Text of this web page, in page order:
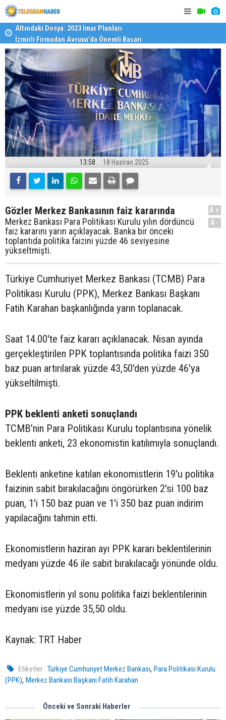
İzmirli Firmadan Avrupa’da Önemli Başarı
Devlet
13:58 18 Haziran 2025
Gözler Merkez Bankasının faiz kararında
Merkez Bankası Para Politikası Kurulu yılın dördüncü
faiz kararını yarın açıklayacak. Banka bir önceki
toplantıda politika faizini yüzde 46 seviyesine
yükseltmişti.
A+
A-
Türkiye Cumhuriyet Merkez Bankası (TCMB) Para
Politikası Kurulu (PPK), Merkez Bankası Başkanı
Fatih Karahan başkanlığında yarın toplanacak.
Saat 14.00'te faiz kararı açıklanacak. Nisan ayında
gerçekleştirilen PPK toplantısında politika faizi 350
baz puan artırılarak yüzde 43,50'den yüzde 46'ya
yükseltilmişti.
PPK beklenti anketi sonuçlandı
TCMB'nin Para Politikası Kurulu toplantısına yönelik
beklenti anketi, 23 ekonomistin katılımıyla sonuçlandı.
Beklenti anketine katılan ekonomistlerin 19'u politika
faizinin sabit bırakılacağını öngörürken 2'si 100 baz
puan, 1'i 150 baz puan ve 1'i 350 baz puan indirim
yapılacağını tahmin etti.
Ekonomistlerin haziran ayı PPK kararı beklentilerinin
medyanı yüzde 46 ile sabit bırakılacağı yönünde oldu.
Ekonomistlerin yıl sonu politika faizi beklentilerinin
medyanı ise yüzde 35,50 oldu.
Kaynak: TRT Haber
Etiketler : Türkiye Cumhuriyet Merkez Bankası,Para Politikası Kurulu
(PPK), Merkez Bankası Başkanı Fatih Karahan
Önceki ve Sonraki Haberler